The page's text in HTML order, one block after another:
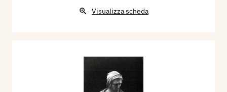
Visualizza scheda